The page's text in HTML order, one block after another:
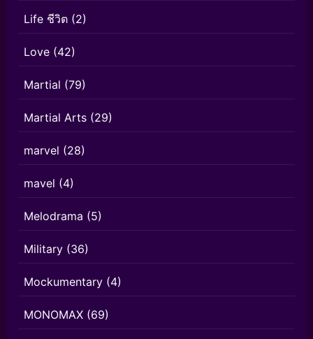
Life ชีวิต (2)
Love (42)
Martial (79)
Martial Arts (29)
marvel (28)
mavel (4)
Melodrama (5)
Military (36)
Mockumentary (4)
MONOMAX (69)